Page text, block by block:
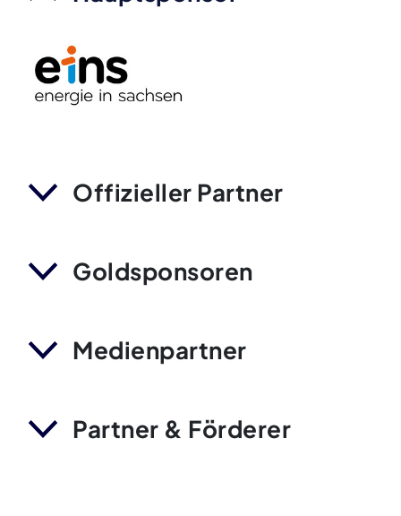
Offizieller Partner
Goldsponsoren
Medienpartner
Partner & Förderer